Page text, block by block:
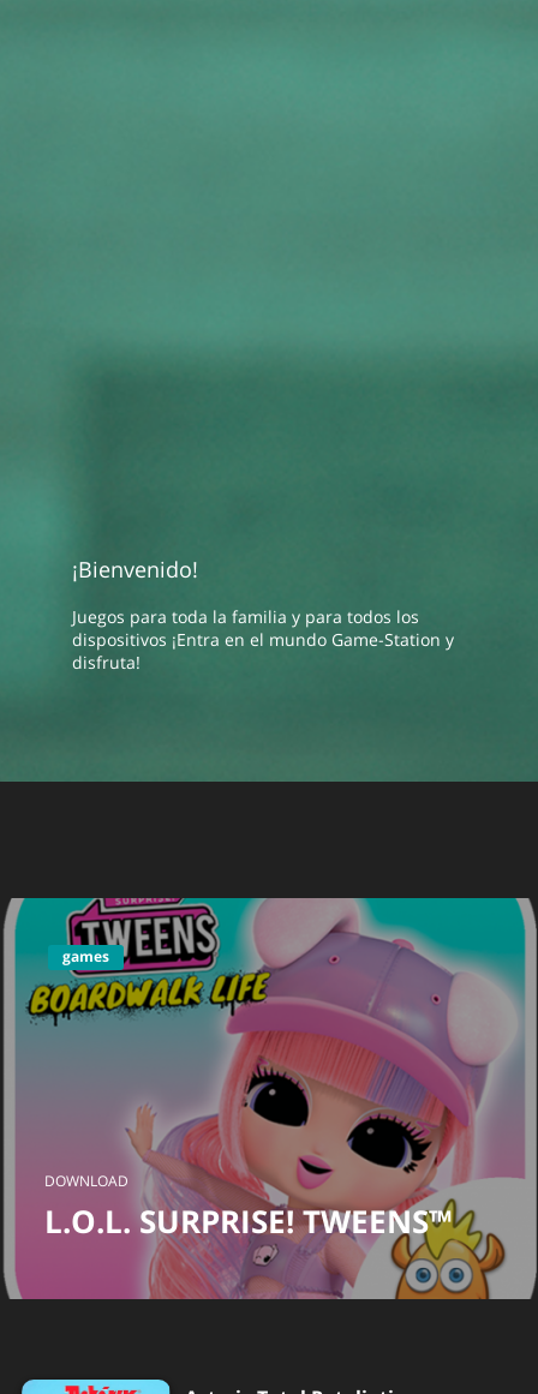
¡Bienvenido!
Juegos para toda la familia y para todos los
dispositivos ¡Entra en el mundo Game-Station y
disfruta!
games
DOWNLOAD
L.O.L. SURPRISE! TWEENS™